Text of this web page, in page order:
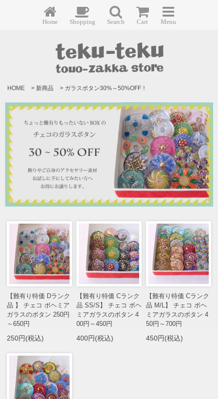
Home Shopping Search Cart Menu
HOME > 新商品 > ガラスボタン30%～50%OFF！
【難有り特価 Dランク
品 】 チェコ ボヘミア
ガラスのボタン 250円
～650円
250円(税込)
【難有り特価 Cランク
品 SS/S】 チェコ ボヘ
ミアガラスのボタン 4
00円～450円
400円(税込)
【難有り特価 Cランク
品 M/L】 チェコ ボヘ
ミアガラスのボタン 4
50円～700円
450円(税込)